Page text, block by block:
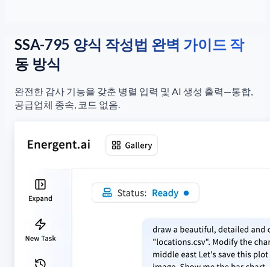
SSA-795 양식 작성법 완벽 가이드 작
동 방식
완전한 감사 기능을 갖춘 병렬 입력 및 AI 생성 출력—통합,
공급업체 종속, 코드 없음.